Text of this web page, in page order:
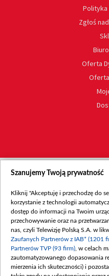
Polityka
Zgłoś
Oferta
Szanujemy Twoją prywatność
Kliknij "Akceptuję i przechodzę do
korzystanie z technologii
dostęp do informacji na Twoim
przechowywanie oraz na
nas, czyli Telewizję Polską S.A. w
Zaufanych Partnerów z IAB* (1201
Partnerów TVP (93 firm) , w celach
zautomatyzowanego dopasowania
mierzenia ich skuteczności) i